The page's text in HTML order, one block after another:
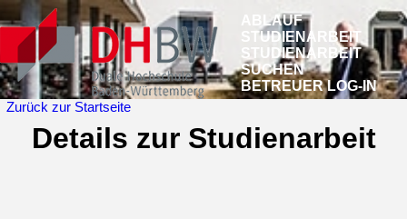
ABLAUF
STUDIENARBEIT
STUDIENARBEIT
SUCHEN
BETREUER LOG-IN
Zurück zur Startseite
Details zur Studienarbeit